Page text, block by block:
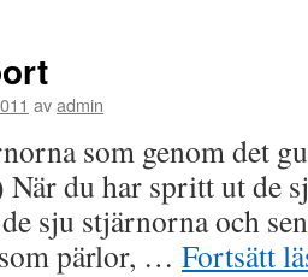
avadmin
som genom det
du har spritt ut de
sju stjärnorna och
pärlor, … Fortsätt